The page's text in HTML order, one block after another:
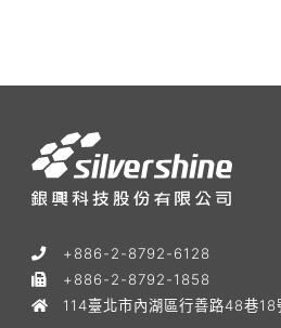
+886-2-8792-6128
+886-2-8792-1858
114臺北市內湖區行善路48巷18